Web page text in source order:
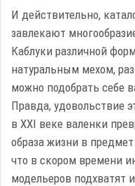
И действительно,
завлекают
Каблуки различной
натуральным мехом,
можно подобрать себе
Правда, удовольствие
в XXI веке валенки
образа жизни в
что в скором времени
модельеров подхватят